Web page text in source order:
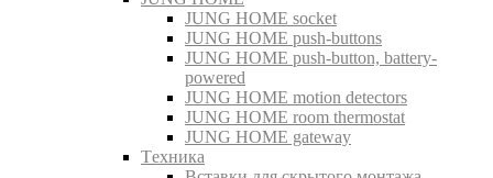
JUNG HOME socket
JUNG HOME push-buttons
JUNG HOME push-button, battery-
powered
JUNG HOME motion detectors
JUNG HOME room thermostat
JUNG HOME gateway
Tехника